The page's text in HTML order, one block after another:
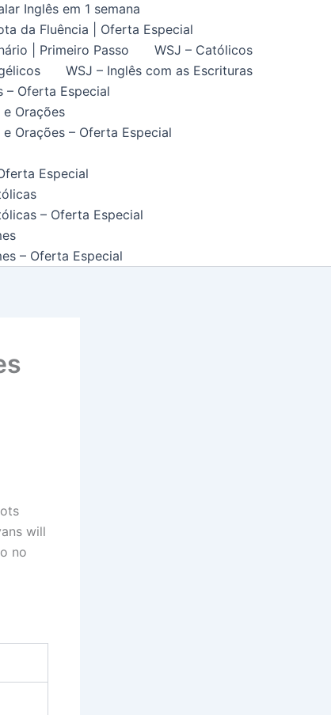
Inglês em 1 semana
da Fluência | Oferta Especial
| Primeiro Passo
WSJ – Católicos
WSJ – Inglês com as Escrituras
– Oferta Especial
Orações
Orações – Oferta Especial
Especial
– Oferta Especial
– Oferta Especial
will
no